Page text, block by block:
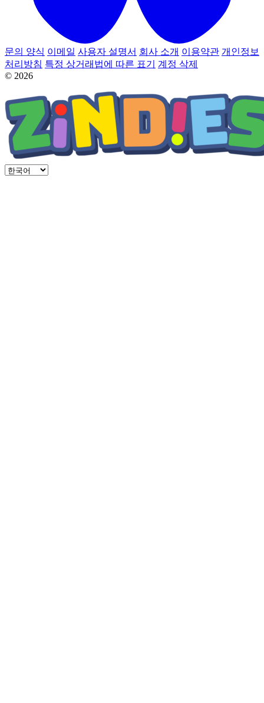
문의 양식 이메일 사용자 설명서 회사 소개 이용약관 개인정보
처리방침 특정 상거래법에 따른 표기
계정 삭제
© 2026